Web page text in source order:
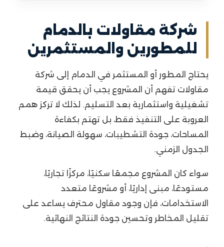
شركة مقاولات بالدمام
للمطورين والمستثمرين
يحتاج المطور أو المستثمر في الدمام إلى شركة
مقاولات تفهم أن المشروع يجب أن يحقق قيمة
تشغيلية واستثمارية بعد التسليم. لذلك لا تركز همم
العروبة على التنفيذ فقط، بل تهتم بكفاءة
المساحات، جودة التشطيبات، سهولة الصيانة، وضبط
الجدول الزمني.
سواء كان المشروع مجمعًا سكنيًا، مركزًا تجاريًا،
مستودعًا، مبنى إداريًا، أو مشروعًا متعدد
الاستخدامات، فإن وجود مقاول محترف يساعد على
تقليل المخاطر وتحسين جودة النتائج النهائية.